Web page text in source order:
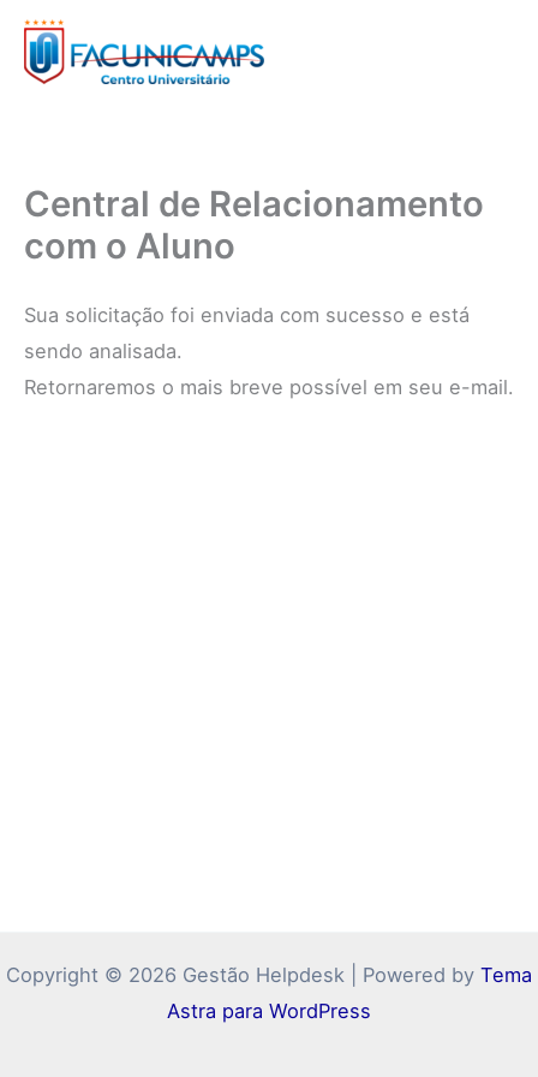
para
Central de Relacionamento
com o Aluno
Sua solicitação foi enviada com sucesso e está
sendo analisada.
Retornaremos o mais breve possível em seu e-mail.
Copyright © 2026 Gestão Helpdesk | Powered by Tema
Astra para WordPress